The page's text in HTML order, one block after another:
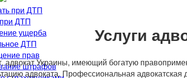
при ДТП
ДТП
ущерба
ДТП
прав
штрафов
Услуги
адвокат Украины, имеющий богатую
адвоката. Профессиональная